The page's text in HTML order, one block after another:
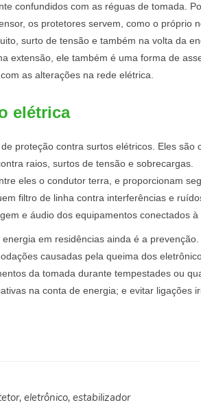
confundidos com as réguas de tomada.
os protetores servem, como o próprio
surto de tensão e também na volta da
extensão, ele também é uma forma de
as alterações na rede elétrica.
elétrica
proteção contra surtos elétricos. Eles são
raios, surtos de tensão e sobrecargas.
eles o condutor terra, e proporcionam
filtro de linha contra interferências e
e áudio dos equipamentos conectados à
em residências ainda é a
causadas pela queima dos
da tomada durante tempestades ou
na conta de energia; e evitar ligações
eletrônico, estabilizador